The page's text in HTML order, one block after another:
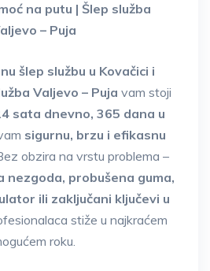
na putu | Šlep služba
– Puja
šlep službu u Kovačici i
Valjevo – Puja vam stoji
sata dnevno, 365 dana u
sigurnu, brzu i efikasnu
obzira na vrstu problema –
nezgoda, probušena guma,
ili zaključani ključevi u
stiže u najkraćem
roku.